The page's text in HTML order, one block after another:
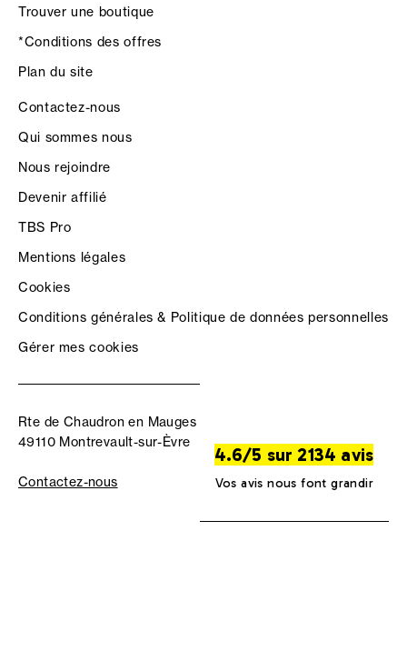
Trouver une boutique
*Conditions des offres
Plan du site
Contactez-nous
Qui sommes nous
Nous rejoindre
Devenir affilié
TBS Pro
Mentions légales
Cookies
Conditions générales & Politique de données personnelles
Gérer mes cookies
Rte de Chaudron en Mauges
49110 Montrevault-sur-Èvre
Contactez-nous
4.6/5 sur 2134 avis
Vos avis nous font grandir